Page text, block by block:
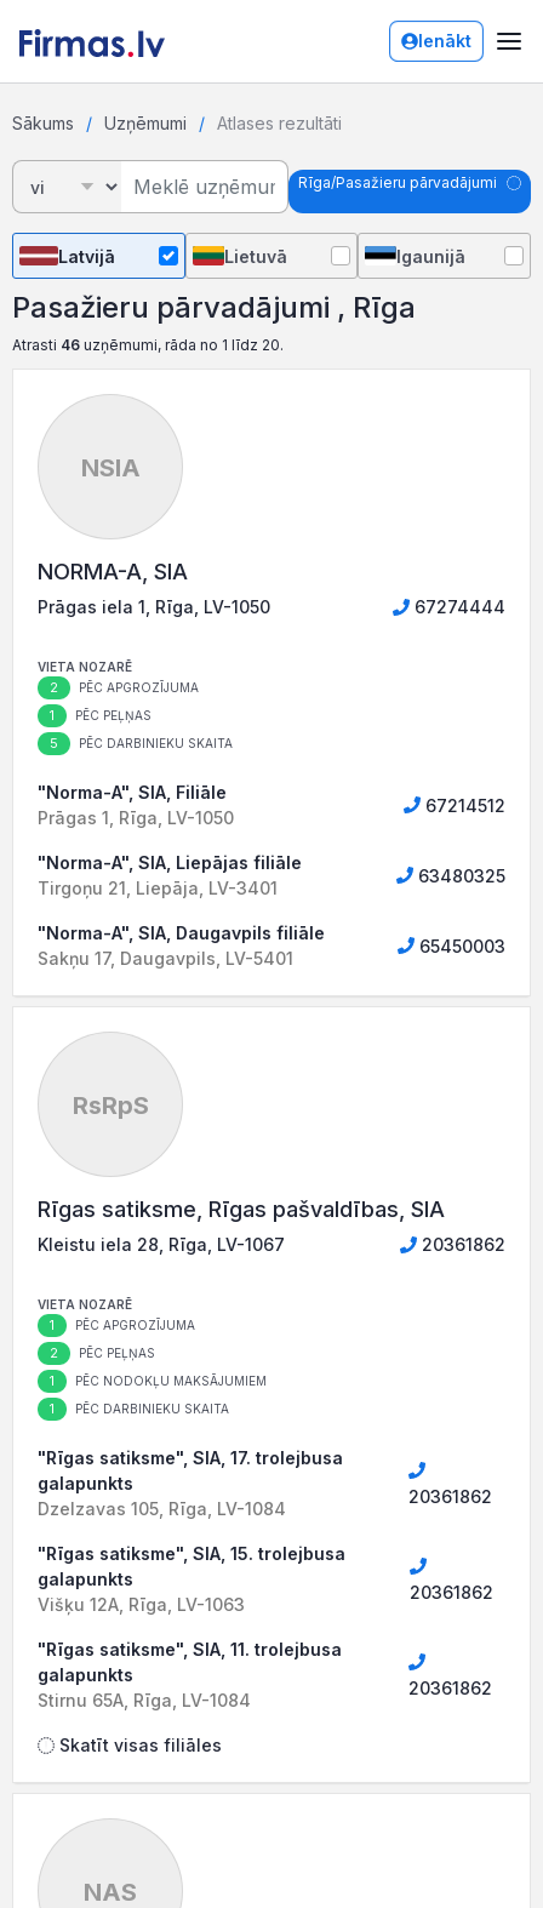
Ienākt
Sākums Uzņēmumi Atlases rezultāti
Rīga/Pasažieru pārvadājumi
Latvijā Lietuvā Igaunijā
Pasažieru pārvadājumi , Rīga
Atrasti 46 uzņēmumi, rāda no 1 līdz 20.
NSIA
NORMA-A, SIA
Prāgas iela 1, Rīga, LV-1050 67274444
VIETA NOZARĒ
2 PĒC APGROZĪJUMA
1 PĒC PEĻŅAS
5 PĒC DARBINIEKU SKAITA
"Norma-A", SIA, Filiāle
Prāgas 1, Rīga, LV-1050
67214512
"Norma-A", SIA, Liepājas filiāle
Tirgoņu 21, Liepāja, LV-3401
63480325
"Norma-A", SIA, Daugavpils filiāle
Sakņu 17, Daugavpils, LV-5401
65450003
RsRpS
Rīgas satiksme, Rīgas pašvaldības, SIA
Kleistu iela 28, Rīga, LV-1067 20361862
VIETA NOZARĒ
1 PĒC APGROZĪJUMA
2 PĒC PEĻŅAS
1 PĒC NODOKĻU MAKSĀJUMIEM
1 PĒC DARBINIEKU SKAITA
"Rīgas satiksme", SIA, 17. trolejbusa
galapunkts
Dzelzavas 105, Rīga, LV-1084
20361862
"Rīgas satiksme", SIA, 15. trolejbusa
galapunkts
Višķu 12A, Rīga, LV-1063
20361862
"Rīgas satiksme", SIA, 11. trolejbusa
galapunkts
Stirnu 65A, Rīga, LV-1084
20361862
Skatīt visas filiāles
NAS